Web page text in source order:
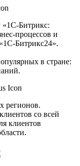
«1С-Битрикс:
процессов и
Битрикс24».
в стране:
регионов.
со всей
клиентов